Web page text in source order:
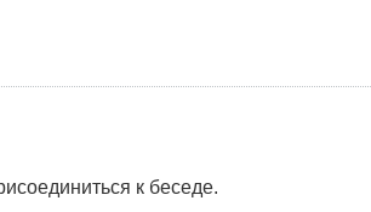
к беседе.